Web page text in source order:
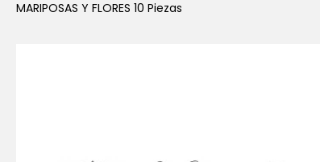
MARIPOSAS Y FLORES 10 Piezas